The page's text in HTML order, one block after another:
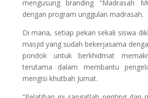
mengusung branding “Madrasah
dengan program unggulan madrasah.
Di mana, setiap pekan sekali siswa
masjid yang sudah bekerjasama
pondok untuk berkhidmat
terutama dalam membantu
mengisi khutbah Jumat.